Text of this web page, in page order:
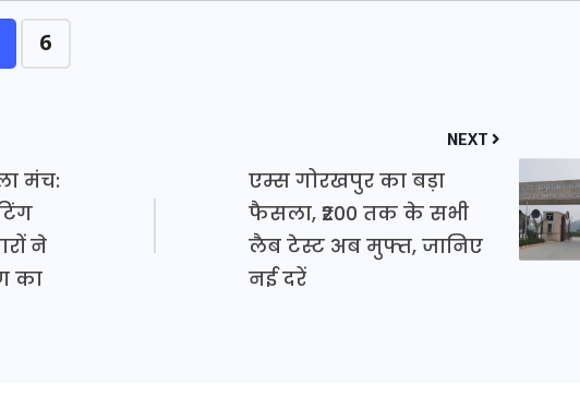
6
मंच:
ने
का
NEXT
एम्स गोरखपुर का बड़ा
फैसला, ₹200 तक के सभी
लैब टेस्ट अब मुफ्त, जानिए
नई दरें
के पदों
जानें कब से शुरू होंगे आवेदन
16 दिसम्बर 2025